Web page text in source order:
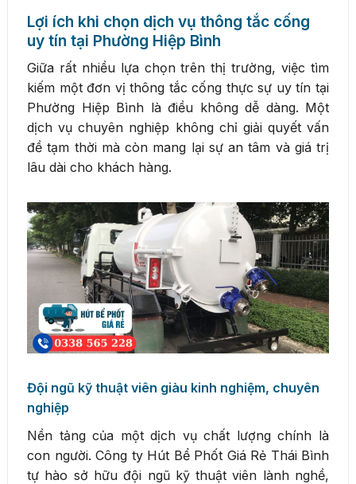
Lợi ích khi chọn dịch vụ thông tắc cống
uy tín tại Phường Hiệp Bình
Giữa rất nhiều lựa chọn trên thị trường, việc tìm
kiếm một đơn vị thông tắc cống thực sự uy tín tại
Phường Hiệp Bình là điều không dễ dàng. Một
dịch vụ chuyên nghiệp không chỉ giải quyết vấn
đề tạm thời mà còn mang lại sự an tâm và giá trị
lâu dài cho khách hàng.
Đội ngũ kỹ thuật viên giàu kinh nghiệm, chuyên
nghiệp
Nền tảng của một dịch vụ chất lượng chính là
con người. Công ty Hút Bể Phốt Giá Rẻ Thái Bình
tự hào sở hữu đội ngũ kỹ thuật viên lành nghề,